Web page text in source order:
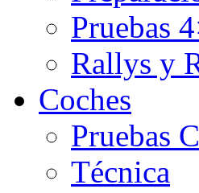
Pruebas
Rallys y
Coches
Pruebas
Técnica